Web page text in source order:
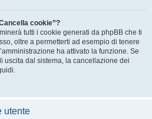
cookie”?
tutti i cookie generati da phpBB che ti
oltre a permetterti ad esempio di tenere
ha attivato la funzione. Se
uscita dal sistema, la cancellazione dei
utente